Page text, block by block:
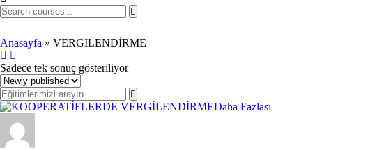
Anasayfa » VERGİLENDİRME
Sadece tek sonuç gösteriliyor
Daha Fazlası